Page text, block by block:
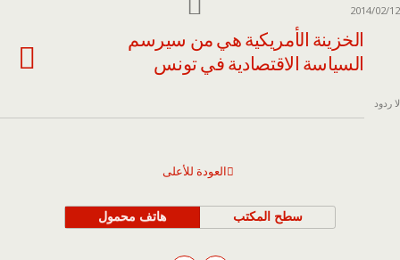
2014/02/12
الخزينة الأمريكية هي من سيرسم
السياسة الاقتصادية في تونس
لا ردود
العودة للأعلى
هاتف محمول سطح المكتب